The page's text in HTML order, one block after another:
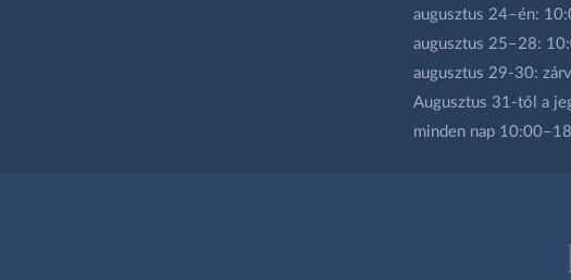
augusztus 24–én:
augusztus 25–28:
augusztus 29-30:
Augusztus 31-től a
minden nap